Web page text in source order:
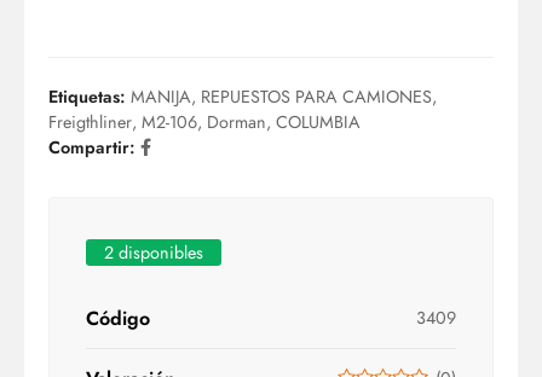
Etiquetas: MANIJA, REPUESTOS PARA CAMIONES,
Freigthliner, M2-106, Dorman, COLUMBIA
Compartir:
2 disponibles
Código 3409